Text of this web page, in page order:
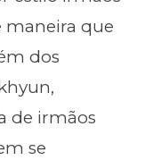
que
dos
de irmãos
se